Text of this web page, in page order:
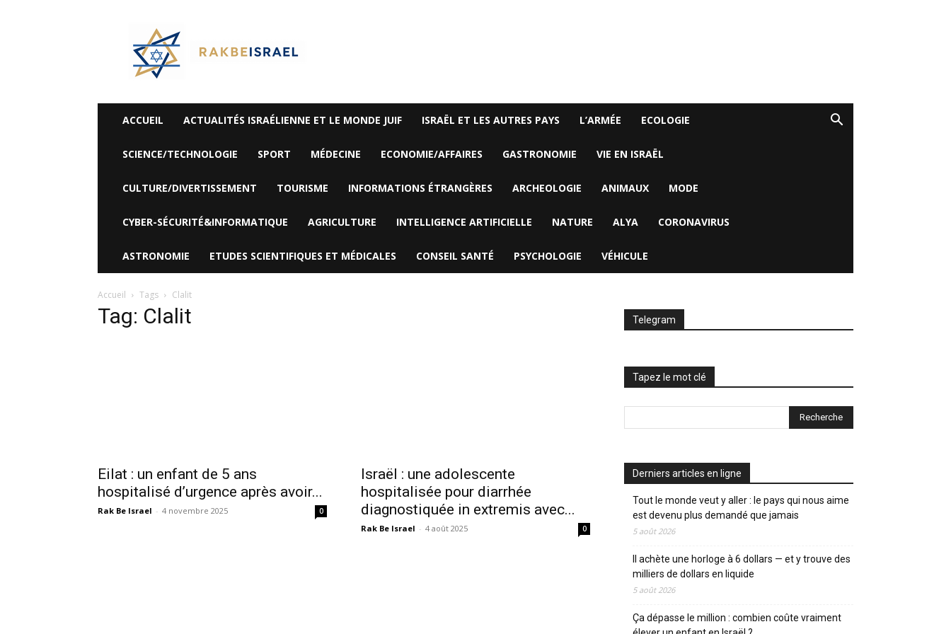
Rak
Be
Israel-
Alyaexpress-
News
ACCUEIL ACTUALITÉS ISRAÉLIENNE ET LE MONDE JUIF ISRAËL ET LES AUTRES PAYS L’ARMÉE ECOLOGIE
SCIENCE/TECHNOLOGIE SPORT MÉDECINE ECONOMIE/AFFAIRES GASTRONOMIE VIE EN ISRAËL
CULTURE/DIVERTISSEMENT TOURISME INFORMATIONS ÉTRANGÈRES ARCHEOLOGIE ANIMAUX MODE
CYBER-SÉCURITÉ&INFORMATIQUE AGRICULTURE INTELLIGENCE ARTIFICIELLE NATURE ALYA CORONAVIRUS
ASTRONOMIE ETUDES SCIENTIFIQUES ET MÉDICALES CONSEIL SANTÉ PSYCHOLOGIE VÉHICULE
Accueil Tags Clalit
Tag: Clalit
Eilat : un enfant de 5 ans
hospitalisé d’urgence après avoir...
Rak Be Israel - 4 novembre 2025 0
Israël : une adolescente
hospitalisée pour diarrhée
diagnostiquée in extremis avec...
Rak Be Israel - 4 août 2025 0
Telegram
Tapez le mot clé
Derniers articles en ligne
Tout le monde veut y aller : le pays qui nous aime
est devenu plus demandé que jamais
5 août 2026
Il achète une horloge à 6 dollars — et y trouve des
milliers de dollars en liquide
5 août 2026
Ça dépasse le million : combien coûte vraiment